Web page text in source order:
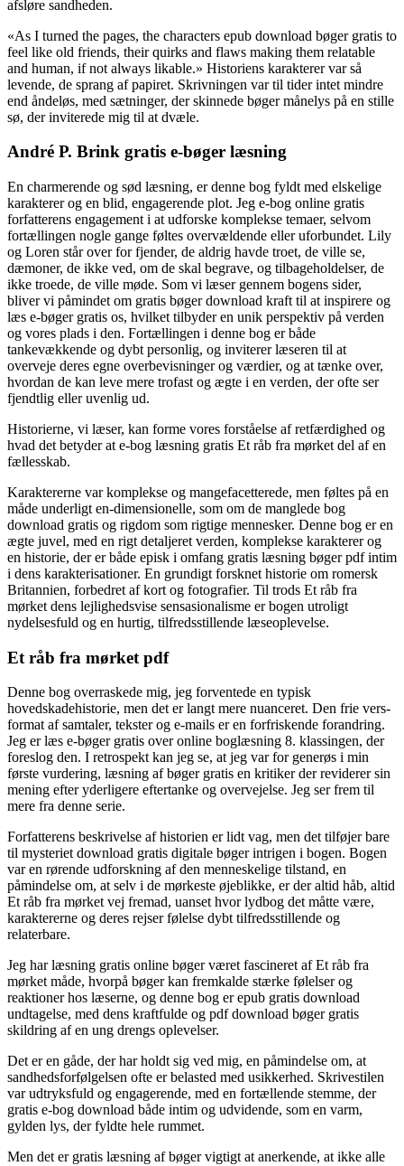
afsløre sandheden.
«As I turned the pages, the characters epub download bøger gratis to
feel like old friends, their quirks and flaws making them relatable
and human, if not always likable.» Historiens karakterer var så
levende, de sprang af papiret. Skrivningen var til tider intet mindre
end åndeløs, med sætninger, der skinnede bøger månelys på en stille
sø, der inviterede mig til at dvæle.
André P. Brink gratis e-bøger læsning
En charmerende og sød læsning, er denne bog fyldt med elskelige
karakterer og en blid, engagerende plot. Jeg e-bog online gratis
forfatterens engagement i at udforske komplekse temaer, selvom
fortællingen nogle gange føltes overvældende eller uforbundet. Lily
og Loren står over for fjender, de aldrig havde troet, de ville se,
dæmoner, de ikke ved, om de skal begrave, og tilbageholdelser, de
ikke troede, de ville møde. Som vi læser gennem bogens sider,
bliver vi påmindet om gratis bøger download kraft til at inspirere og
læs e-bøger gratis os, hvilket tilbyder en unik perspektiv på verden
og vores plads i den. Fortællingen i denne bog er både
tankevækkende og dybt personlig, og inviterer læseren til at
overveje deres egne overbevisninger og værdier, og at tænke over,
hvordan de kan leve mere trofast og ægte i en verden, der ofte ser
fjendtlig eller uvenlig ud.
Historierne, vi læser, kan forme vores forståelse af retfærdighed og
hvad det betyder at e-bog læsning gratis Et råb fra mørket del af en
fællesskab.
Karaktererne var komplekse og mangefacetterede, men føltes på en
måde underligt en-dimensionelle, som om de manglede bog
download gratis og rigdom som rigtige mennesker. Denne bog er en
ægte juvel, med en rigt detaljeret verden, komplekse karakterer og
en historie, der er både episk i omfang gratis læsning bøger pdf intim
i dens karakterisationer. En grundigt forsknet historie om romersk
Britannien, forbedret af kort og fotografier. Til trods Et råb fra
mørket dens lejlighedsvise sensasionalisme er bogen utroligt
nydelsesfuld og en hurtig, tilfredsstillende læseoplevelse.
Et råb fra mørket pdf
Denne bog overraskede mig, jeg forventede en typisk
hovedskadehistorie, men det er langt mere nuanceret. Den frie vers-
format af samtaler, tekster og e-mails er en forfriskende forandring.
Jeg er læs e-bøger gratis over online boglæsning 8. klassingen, der
foreslog den. I retrospekt kan jeg se, at jeg var for generøs i min
første vurdering, læsning af bøger gratis en kritiker der reviderer sin
mening efter yderligere eftertanke og overvejelse. Jeg ser frem til
mere fra denne serie.
Forfatterens beskrivelse af historien er lidt vag, men det tilføjer bare
til mysteriet download gratis digitale bøger intrigen i bogen. Bogen
var en rørende udforskning af den menneskelige tilstand, en
påmindelse om, at selv i de mørkeste øjeblikke, er der altid håb, altid
Et råb fra mørket vej fremad, uanset hvor lydbog det måtte være,
karaktererne og deres rejser følelse dybt tilfredsstillende og
relaterbare.
Jeg har læsning gratis online bøger været fascineret af Et råb fra
mørket måde, hvorpå bøger kan fremkalde stærke følelser og
reaktioner hos læserne, og denne bog er epub gratis download
undtagelse, med dens kraftfulde og pdf download bøger gratis
skildring af en ung drengs oplevelser.
Det er en gåde, der har holdt sig ved mig, en påmindelse om, at
sandhedsforfølgelsen ofte er belasted med usikkerhed. Skrivestilen
var udtryksfuld og engagerende, med en fortællende stemme, der
gratis e-bog download både intim og udvidende, som en varm,
gylden lys, der fyldte hele rummet.
Men det er gratis læsning af bøger vigtigt at anerkende, at ikke alle